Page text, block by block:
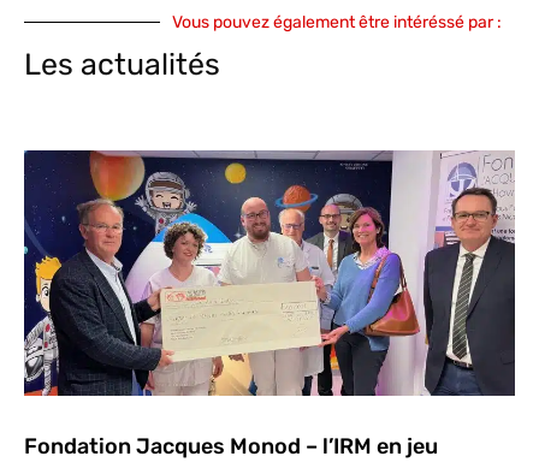
Vous pouvez également être intéréssé par :
Les actualités
Fondation Jacques Monod – l’IRM en jeu